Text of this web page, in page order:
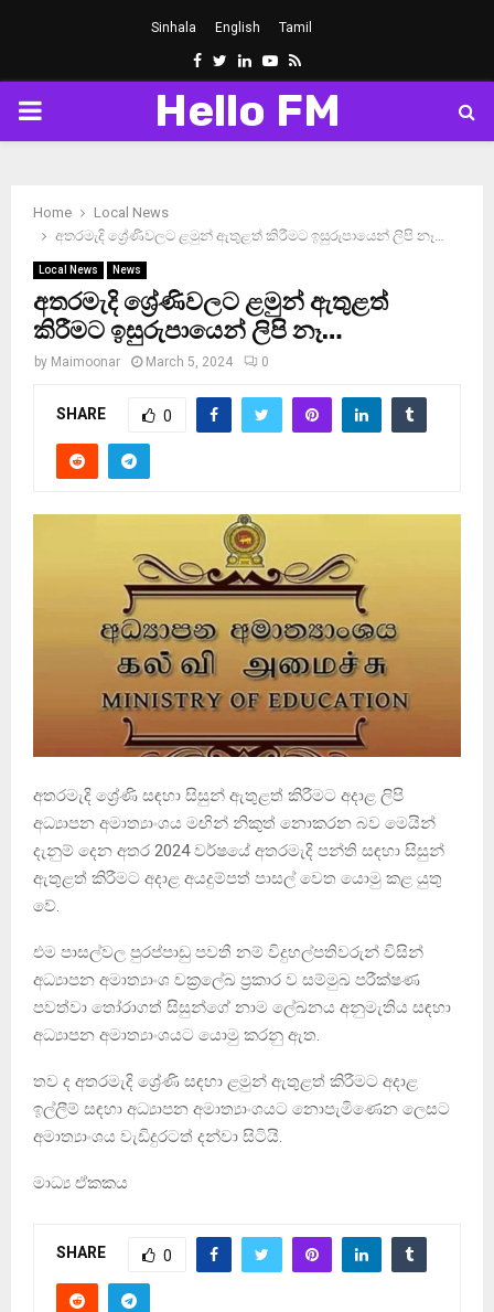
Sinhala English Tamil
Facebook
Twitter
LinkedinYoutube
Rss
PRIMARY
Hello FM
Home
Local News
අතරමැදි ශ්‍රේණිවලට ළමුන් ඇතුළත් කිරීමට ඉසුරුපායෙන් ලිපි නෑ…
Local News News
අතරමැදි ශ්‍රේණිවලට ළමුන් ඇතුළත්
කිරීමට ඉසුරුපායෙන් ලිපි නෑ…
by Maimoonar March 5, 2024 0
SHARE 0
අතරමැදි ශ්‍රේණි සඳහා සිසුන් ඇතුළත් කිරීමට අදාළ ලිපි
අධ්‍යාපන අමාත්‍යාංශය මඟින් නිකුත් නොකරන බව මෙයින්
දැනුම් දෙන අතර 2024 වර්ෂයේ අතරමැදි පන්ති සඳහා සිසුන්
ඇතුළත් කිරීමට අදාළ අයදුම්පත් පාසල් වෙත යොමු කළ යුතු
වේ.
එම පාසල්වල පුරප්පාඩු පවතී නම් විදුහල්පතිවරුන් විසින්
අධ්‍යාපන අමාත්‍යාංශ චක්‍රලේඛ ප‍‍්‍රකාර ව සම්මුඛ පරීක්ෂණ
පවත්වා තෝරාගත් සිසුන්ගේ නාම ලේඛනය අනුමැතිය සඳහා
අධ්‍යාපන අමාත්‍යාංශයට යොමු කරනු ඇත.
තව ද අතරමැදි ශ්‍රේණි සඳහා ළමුන් ඇතුළත් කිරීමට අදාළ
ඉල්ලීම් සඳහා අධ්‍යාපන අමාත්‍යාංශයට නොපැමිණෙන ලෙසට
අමාත්‍යාංශය වැඩිදුරටත් දන්වා සිටියි.
මාධ්‍ය ඒකකය
SHARE 0